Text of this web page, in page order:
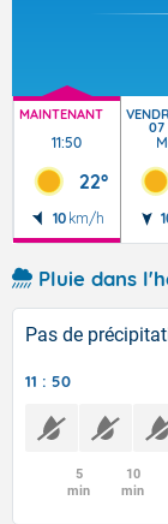
MAINTENANT
11:50
22°
10 km/h
07
Pluie dans
Pas de
11 : 50
5
min
10
min